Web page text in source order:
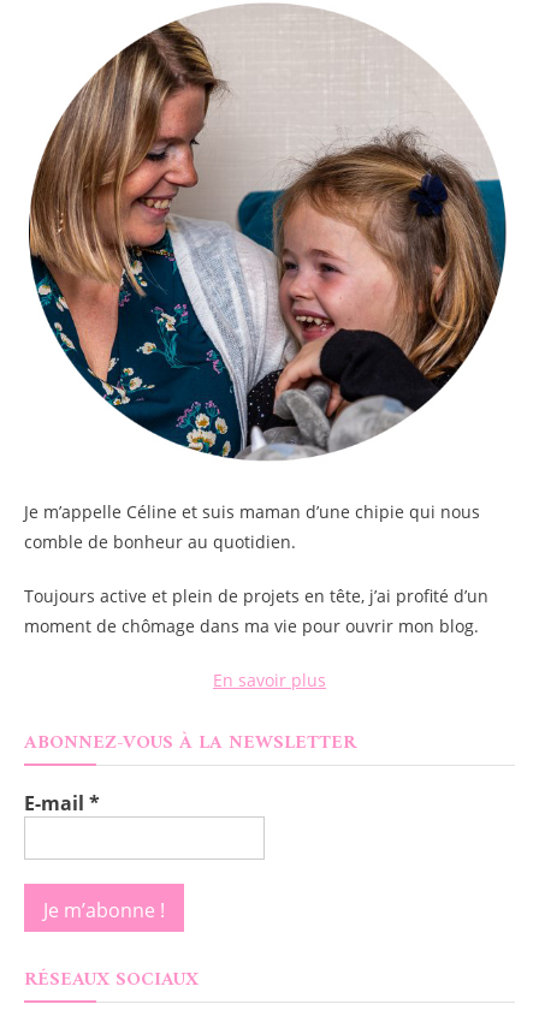
Je m’appelle Céline et suis maman d’une chipie qui nous
comble de bonheur au quotidien.
Toujours active et plein de projets en tête, j’ai profité d’un
moment de chômage dans ma vie pour ouvrir mon blog.
En savoir plus
ABONNEZ-VOUS À LA NEWSLETTER
E-mail *
RÉSEAUX SOCIAUX